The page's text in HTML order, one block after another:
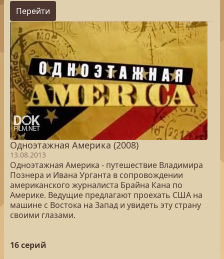
Перейти
Одноэтажная Америка (2008)
13.08.2013
Одноэтажная Америка - путешествие Владимира
Познера и Ивана Урганта в сопровождении
американского журналиста Брайна Кана по
Америке. Ведущие предлагают проехать США на
машине с Востока на Запад и увидеть эту страну
своими глазами.
16 серий